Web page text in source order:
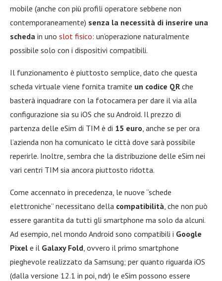
mobile (anche con più profili operatore sebbene non
contemporaneamente) senza la necessità di inserire una
scheda in uno slot fisico: un’operazione naturalmente
possibile solo con i dispositivi compatibili.
Il funzionamento è piuttosto semplice, dato che questa
scheda virtuale viene fornita tramite un codice QR che
basterà inquadrare con la fotocamera per dare il via alla
configurazione sia su iOS che su Android. Il prezzo di
partenza delle eSim di TIM è di 15 euro , anche se per ora
l’azienda non ha comunicato le città dove sarà possibile
reperirle. Inoltre, sembra che la distribuzione delle eSim nei
vari centri TIM sia ancora piuttosto ridotta.
Come accennato in precedenza, le nuove “schede
elettroniche” necessitano della compatibilità , che non può
essere garantita da tutti gli smartphone ma solo da alcuni.
Ad esempio, nel mondo Android sono compatibili i Google
Pixel e il Galaxy Fold , ovvero il primo smartphone
pieghevole realizzato da Samsung; per quanto riguarda iOS
(dalla versione 12.1 in poi, ndr) le eSim possono essere